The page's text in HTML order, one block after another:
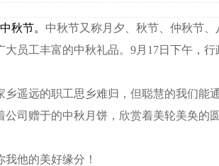
秋节。 中秋节又称月夕、秋节、仲秋节
员工丰富的中秋礼品。9月17日下午，
乡遥远的职工思乡难归，但聪慧的我们能
司赠于的中秋月饼，欣赏着美轮美奂的圆
他的美好缘分！